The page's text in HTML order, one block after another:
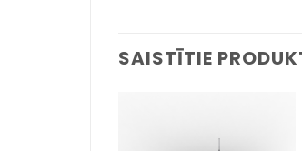
SAISTĪTIE